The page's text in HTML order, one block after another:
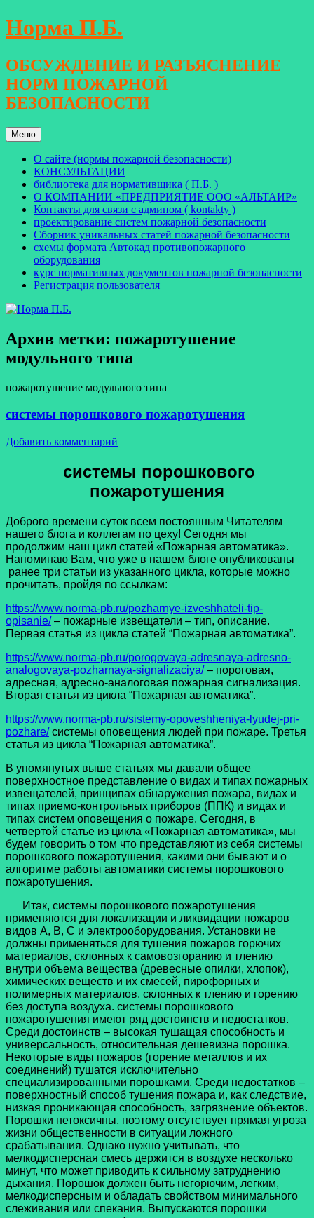
Перейти
к
Норма П.Б.
ОБСУЖДЕНИЕ И РАЗЪЯСНЕНИЕ
НОРМ ПОЖАРНОЙ
БЕЗОПАСНОСТИ
Меню
О сайте (нормы пожарной безопасности)
КОНСУЛЬТАЦИИ
библиотека для нормативщика ( П.Б. )
О КОМПАНИИ «ПРЕДПРИЯТИЕ ООО «АЛЬТАИР»
Контакты для связи с админом ( kontakty )
проектирование систем пожарной безопасности
Сборник уникальных статей пожарной безопасности
схемы формата Автокад противопожарного
оборудования
курс нормативных документов пожарной безопасности
Регистрация пользователя
Архив метки: пожаротушение
модульного типа
пожаротушение модульного типа
системы порошкового пожаротушения
Добавить комментарий
системы порошкового
пожаротушения
Доброго времени суток всем постоянным Читателям
нашего блога и коллегам по цеху! Сегодня мы
продолжим наш цикл статей «Пожарная автоматика».
Напоминаю Вам, что уже в нашем блоге опубликованы
ранее три статьи из указанного цикла, которые можно
прочитать, пройдя по ссылкам:
https://www.norma-pb.ru/pozharnye-izveshhateli-tip-
opisanie/– пожарные извещатели – тип, описание.
Первая статья из цикла статей “Пожарная автоматика”.
https://www.norma-pb.ru/porogovaya-adresnaya-adresno-
analogovaya-pozharnaya-signalizaciya/– пороговая,
адресная, адресно-аналоговая пожарная сигнализация.
Вторая статья из цикла “Пожарная автоматика”.
https://www.norma-pb.ru/sistemy-opoveshheniya-lyudej-pri-
pozhare/системы оповещения людей при пожаре. Третья
статья из цикла “Пожарная автоматика”.
В упомянутых выше статьях мы давали общее
поверхностное представление о видах и типах пожарных
извещателей, принципах обнаружения пожара, видах и
типах приемо-контрольных приборов (ППК) и видах и
типах систем оповещения о пожаре. Сегодня, в
четвертой статье из цикла «Пожарная автоматика», мы
будем говорить о том что представляют из себя системы
порошкового пожаротушения, какими они бывают и о
алгоритме работы автоматики системы порошкового
пожаротушения.
Итак, системы порошкового пожаротушения
применяются для локализации и ликвидации пожаров
видов А, В, С и электрооборудования. Установки не
должны применяться для тушения пожаров горючих
материалов, склонных к самовозгоранию и тлению
внутри объема вещества (древесные опилки, хлопок),
химических веществ и их смесей, пирофорных и
полимерных материалов, склонных к тлению и горению
без доступа воздуха. системы порошкового
пожаротушения имеют ряд достоинств и недостатков.
Среди достоинств – высокая тушащая способность и
универсальность, относительная дешевизна порошка.
Некоторые виды пожаров (горение металлов и их
соединений) тушатся исключительно
специализированными порошками. Среди недостатков –
поверхностный способ тушения пожара и, как следствие,
низкая проникающая способность, загрязнение объектов.
Порошки нетоксичны, поэтому отсутствует прямая угроза
жизни общественности в ситуации ложного
срабатывания. Однако нужно учитывать, что
мелкодисперсная смесь держится в воздухе несколько
минут, что может приводить к сильному затруднению
дыхания. Порошок должен быть негорючим, легким,
мелкодисперсным и обладать свойством минимального
слеживания или спекания. Выпускаются порошки